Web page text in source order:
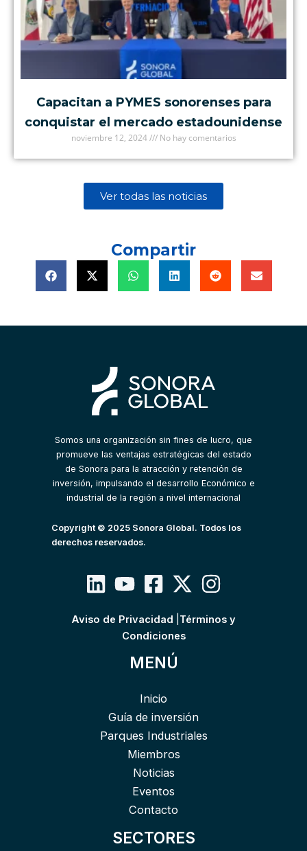
Capacitan a PYMES sonorenses para
conquistar el mercado estadounidense
noviembre 12, 2024 No hay comentarios
Ver todas las noticias
Compartir
Somos una organización sin fines de lucro, que
promueve las ventajas estratégicas del estado
de Sonora para la atracción y retención de
inversión, impulsando el desarrollo Económico e
industrial de la región a nivel internacional
Copyright © 2025 Sonora Global. Todos los
derechos reservados.
Aviso de Privacidad
Términos y
Condiciones
MENÚ
Inicio
Guía de inversión
Parques Industriales
Miembros
Noticias
Eventos
Contacto
SECTORES